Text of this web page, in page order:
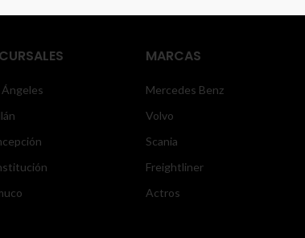
Ángeles
MARCAS
Mercedes Benz
Volvo
Scania
Freightliner
Actros